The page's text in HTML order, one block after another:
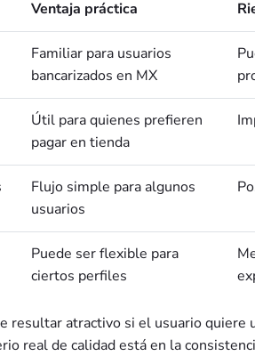
Ventaja práctica
Familiar para usuarios
bancarizados en MX
Útil para quienes prefieren
pagar en tienda
Flujo simple para algunos
usuarios
Puede ser flexible para
ciertos perfiles
resultar atractivo si el usuario quiere
real de calidad está en la